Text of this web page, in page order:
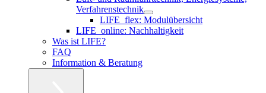
Verfahrenstechnik
LIFE_flex: Modulübersicht
LIFE_online: Nachhaltigkeit
Was ist LIFE?
FAQ
Information & Beratung